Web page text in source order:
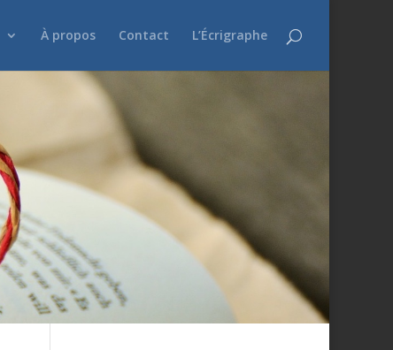
À propos Contact L’Écrigraphe